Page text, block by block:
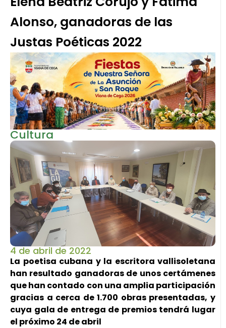
Alonso, ganadoras de las
Justas Poéticas 2022
Cultura
4 de abril de 2022
La poetisa cubana y la escritora vallisoletana
han resultado ganadoras de unos certámenes
que han contado con una amplia participación
gracias a cerca de 1.700 obras presentadas, y
cuya gala de entrega de premios tendrá lugar
el próximo 24 de abril